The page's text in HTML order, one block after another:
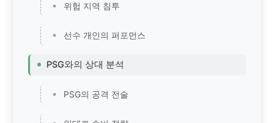
위험 지역 침투
선수 개인의 퍼포먼스
PSG와의 상대 분석
PSG의 공격 전술